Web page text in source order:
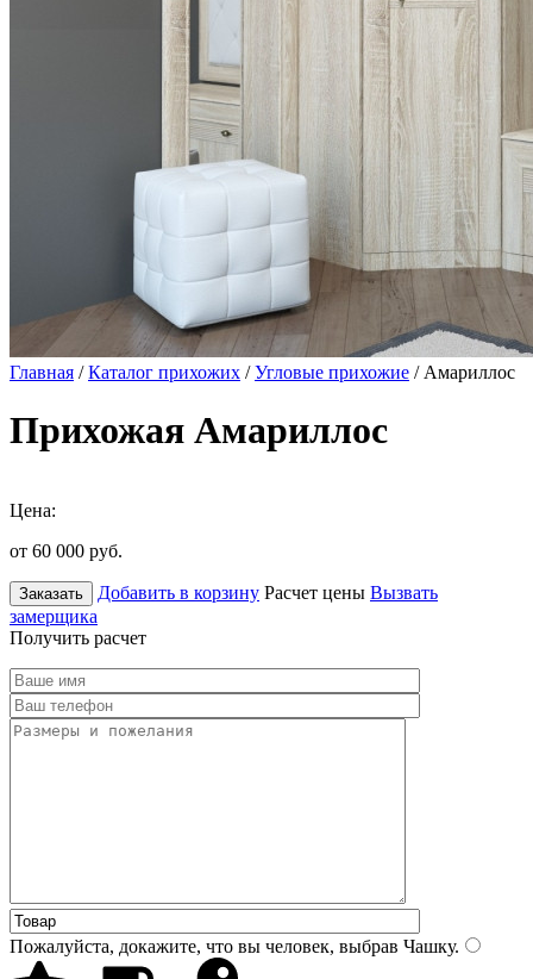
Главная /Каталог прихожих /Угловые прихожие / Амариллос
Прихожая Амариллос
Цена:
от 60 000 руб.
Заказать Добавить в корзину Расчет цены Вызвать
замерщика
Получить расчет
Пожалуйста, докажите, что вы человек, выбрав Чашку.